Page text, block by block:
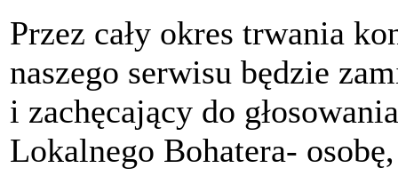
Przez cały okres trwania
naszego serwisu będzie
i zachęcający do
Lokalnego Bohatera-